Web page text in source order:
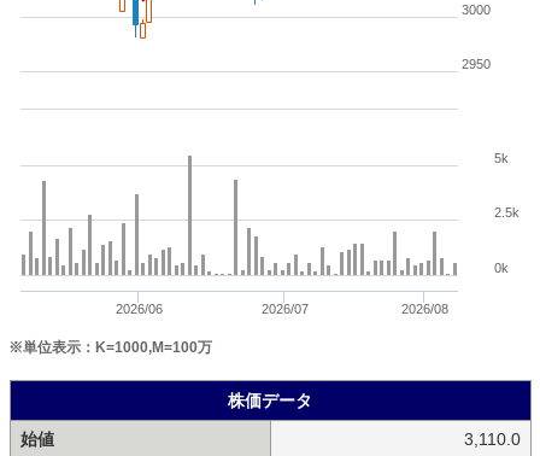
2026/06 2026/07 2026/08
2950
3000
0k
2.5k
5k
※単位表示：K=1000,M=100万
株価データ
始値
3,110.0